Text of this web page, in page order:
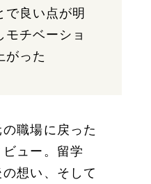
で良い点が明
モチベーショ
がった
職場に戻った
ビュー。留学
想い、そして